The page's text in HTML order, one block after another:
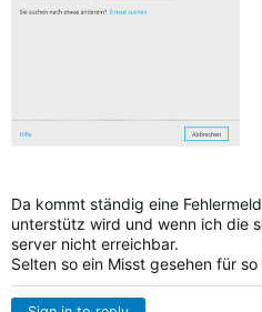
Da kommt ständig eine
unterstütz wird und wenn ich die
server nicht erreichbar.
Selten so ein Misst gesehen für so